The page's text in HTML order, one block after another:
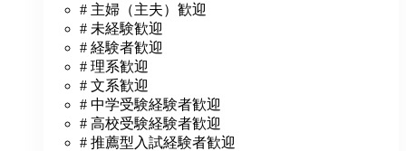
# 主婦（主夫）歓迎
# 未経験歓迎
# 経験者歓迎
# 理系歓迎
# 文系歓迎
# 中学受験経験者歓迎
# 高校受験経験者歓迎
# 推薦型入試経験者歓迎